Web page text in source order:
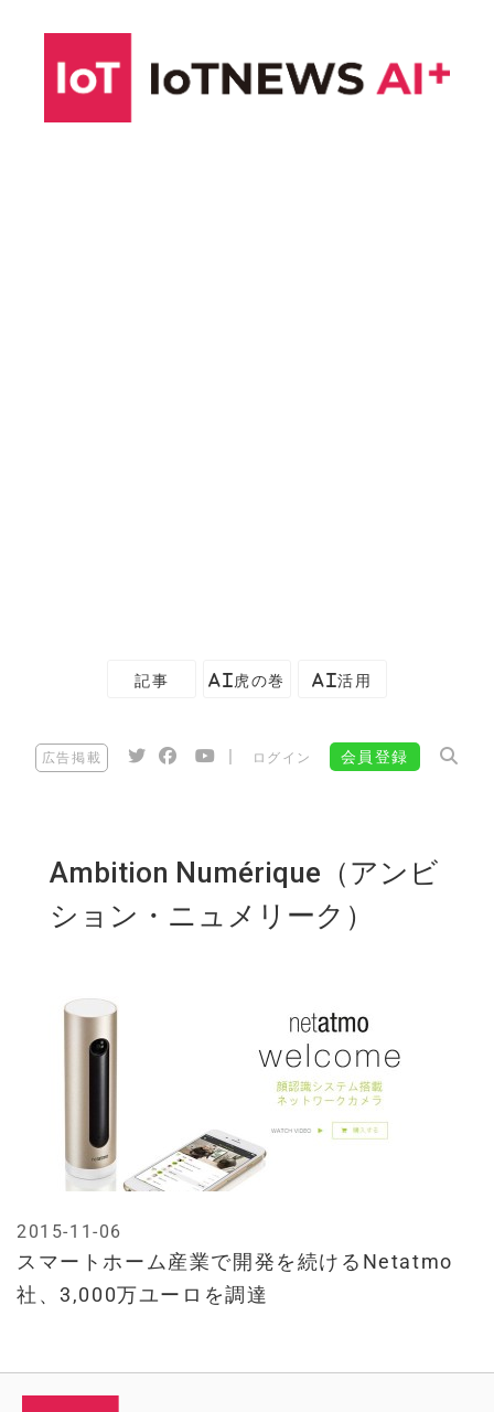
記事 AI虎の巻 AI活用
広告掲載 ログイン 会員登録
Ambition Numérique（アンビ
ション・ニュメリーク）
スマートホーム産業で開発を続けるNetatmo
社、3,000万ユーロを調達
2015-11-06